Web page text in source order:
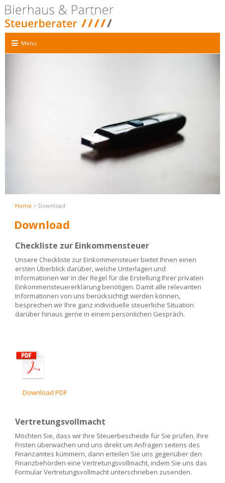
Menu
Home > Download
Download
Checkliste zur Einkommensteuer
Unsere Checkliste zur Einkommensteuer bietet Ihnen einen
ersten Überblick darüber, welche Unterlagen und
Informationen wir in der Regel für die Erstellung Ihrer privaten
Einkommensteuererklärung benötigen. Damit alle relevanten
Informationen von uns berücksichtigt werden können,
besprechen wir Ihre ganz individuelle steuerliche Situation
darüber hinaus gerne in einem persönlichen Gespräch.
Download PDF
Vertretungsvollmacht
Möchten Sie, dass wir Ihre Steuerbescheide für Sie prüfen, Ihre
Fristen überwachen und uns direkt um Anfragen seitens des
Finanzamtes kümmern, dann erteilen Sie uns gegenüber den
Finanzbehörden eine Vertretungsvollmacht, indem Sie uns das
Formular Vertretungsvollmacht unterschrieben zusenden.